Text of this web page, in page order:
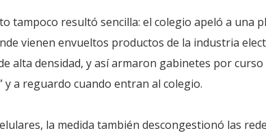
tampoco resultó sencilla: el colegio apeló a una
vienen envueltos productos de la industria
alta densidad, y así armaron gabinetes por curso
y a reguardo cuando entran al colegio.
la medida también descongestionó las